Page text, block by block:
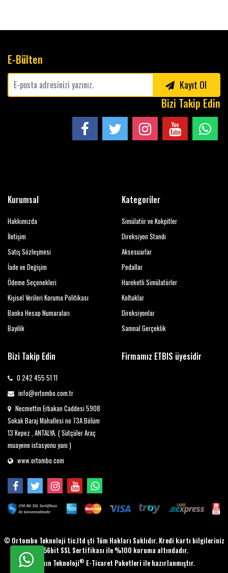
E-Bülten
Kayıt Ol
Bizi Takip Edin
Kurumsal
Hakkımızda
İletişim
Satış Sözleşmesi
İade ve Değişim
Ödeme Seçenekleri
Kişisel Verileri Koruma Politikası
Banka Hesap Numaraları
Bayilik
Kategoriler
Simülatör ve Kokpitler
Direksiyon Standı
Aksesuarlar
Pedallar
Hareketli Simülatörler
Koltuklar
Direksiyonlar
Samnal Gerçeklik
Bizi Takip Edin
0 242 455 51 11
info@ortombo.com.tr
Necmettin Erbakan Caddesi 5908
Sokak Baraj Mahallesi no 73A Bölüm
13 Kepez , ANTALYA. ( Sütçüler Araç
muayene istasyonu yanı )
www.ortombo.com
Firmamız ETBIS üyesidir
© Ortombo Teknoloji tic.ltd şti Tüm Hakları Saklıdır. Kredi kartı bilgileriniz
256bit SSL Sertifikası ile %100 koruma altındadır.
Taşkın Teknoloji® E-Ticaret Paketleri ile hazırlanmıştır.